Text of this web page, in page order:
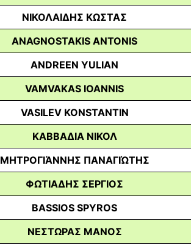
ΝΙΚΟΛΑΙΔΗΣ ΚΩΣΤΑΣ
ANAGNOSTAKIS ANTONIS
ANDREEN YULIAN
VAMVAKAS IOANNIS
VASILEV KONSTANTIN
ΚΑΒΒΑΔΙΑ ΝΙΚΟΛ
ΜΗΤΡΟΓΙΆΝΝΗΣ ΠΑΝΑΓΙΏΤΗΣ
ΦΩΤΙΑΔΗΣ ΣΕΡΓΙΟΣ
BASSIOS SPYROS
ΝΕΣΤΩΡΑΣ ΜΑΝΟΣ